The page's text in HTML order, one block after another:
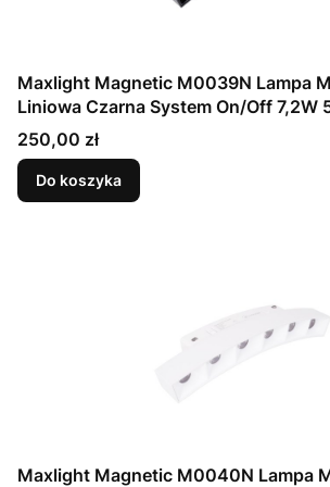
Maxlight Magnetic M0039N Lampa
Liniowa Czarna System On/Off 7,2W
Cena
250,00 zł
Do koszyka
Maxlight Magnetic M0040N Lampa